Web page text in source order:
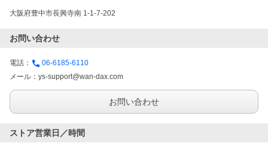
大阪府豊中市長興寺南 1-1-7-202
お問い合わせ
電話：
06-6185-6110
メール： ys-support@wan-dax.com
お問い合わせ
ストア営業日／時間